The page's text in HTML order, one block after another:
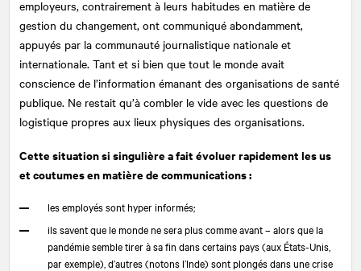
employeurs, contrairement à leurs habitudes en matière de
gestion du changement, ont communiqué abondamment,
appuyés par la communauté journalistique nationale et
internationale. Tant et si bien que tout le monde avait
conscience de l’information émanant des organisations de santé
publique. Ne restait qu’à combler le vide avec les questions de
logistique propres aux lieux physiques des organisations.
Cette situation si singulière a fait évoluer rapidement les us
et coutumes en matière de communications :
les employés sont hyper informés;
ils savent que le monde ne sera plus comme avant – alors que la
pandémie semble tirer à sa fin dans certains pays (aux États-Unis,
par exemple), d’autres (notons l’Inde) sont plongés dans une crise